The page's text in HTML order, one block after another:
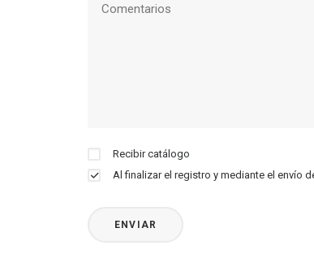
Recibir catálogo
Al finalizar el registro y mediante el envío